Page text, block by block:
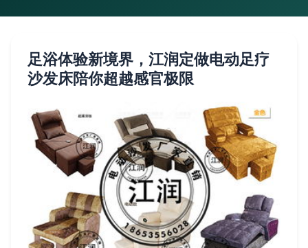
足浴体验新境界，江润定做电动足疗
沙发床陪你超越感官极限